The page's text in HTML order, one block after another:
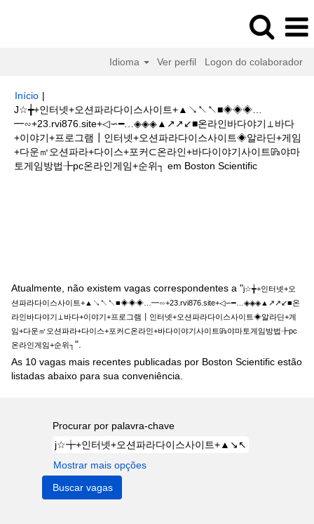
Idioma Ver perfil Logon do colaborador
Início |
J☆╈+인터넷+오션파라다이스사이트+▲↘↖↖■◈◈◈…
━∽+23.rvi876.site+◁∽━…◈◈◈▲↗↗↙■온라인바다야기⊥바다
+이야기+프로그램┃인터넷+오션파라다이스사이트◈알라딘+게임
+다운㎥오션파라+다이스+포커⊂온라인+바다이야기사이트㎬야마
토게임방법╊pc온라인게임+순위┐ em Boston Scientific(página
Atualmente, não existem vagas correspondentes a "j☆╈+인터넷+오
션파라다이스사이트+▲↘↖↖■◈◈◈…━∽+23.rvi876.site+◁∽━…◈◈◈▲↗↗↙■온
라인바다야기⊥바다+이야기+프로그램┃인터넷+오션파라다이스사이트◈알라딘+게
임+다운㎥오션파라+다이스+포커⊂온라인+바다이야기사이트㎬야마토게임방법╊pc
온라인게임+순위┐ ".
As 10 vagas mais recentes publicadas por Boston Scientific estão
listadas abaixo para sua conveniência.
Procurar por palavra-chave
Mostrar mais opções